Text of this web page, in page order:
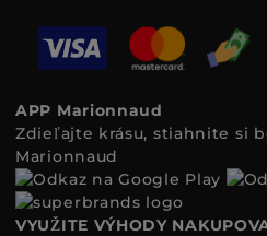
APP Marionnaud
Zdieľajte krásu, stiahnite si
Marionnaud
VYUŽITE VÝHODY